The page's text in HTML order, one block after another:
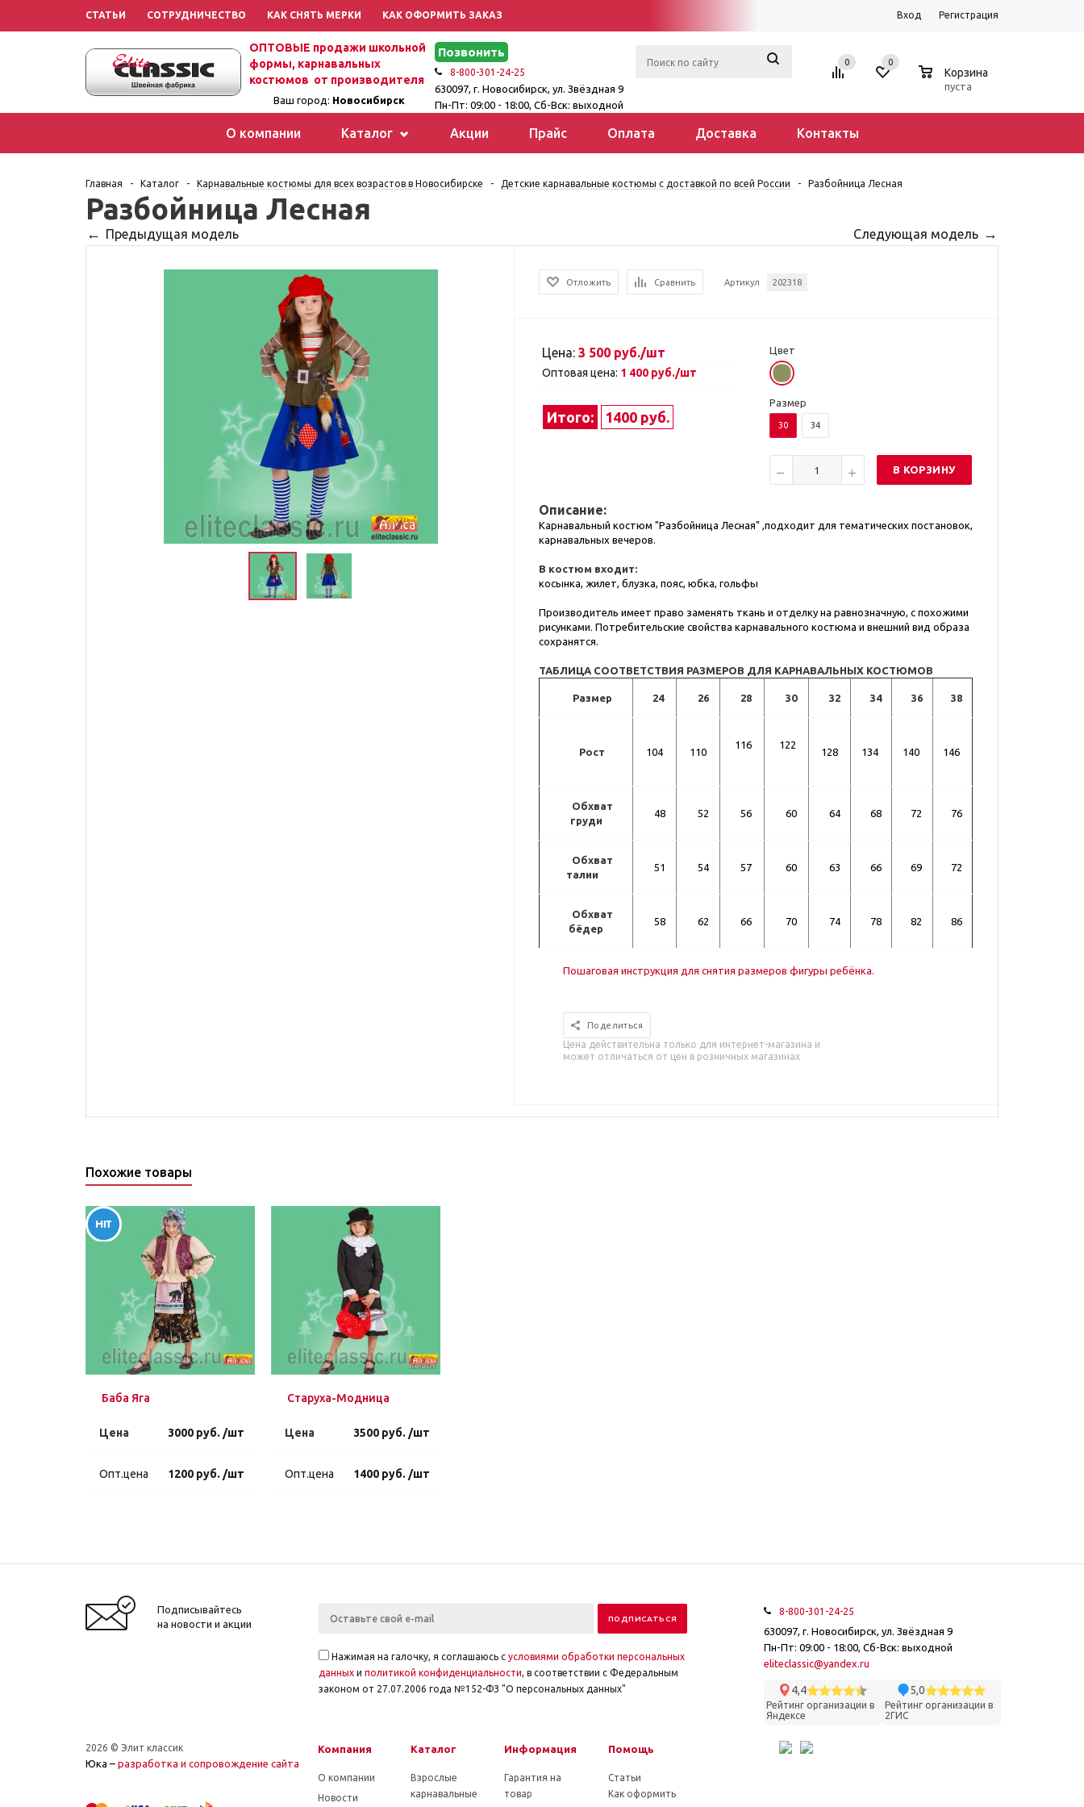
СТАТЬИ СОТРУДНИЧЕСТВО КАК СНЯТЬ МЕРКИ КАК ОФОРМИТЬ ЗАКАЗ Вход Регистрация
0 0
Корзина
пуста
ОПТОВЫЕ продажи школьной
формы, карнавальных
костюмов от производителя
Ваш город: Новосибирск
Позвонить
8-800-301-24-25
630097, г. Новосибирск, ул. Звёздная 9
Пн-Пт: 09:00 - 18:00, Сб-Вск: выходной
О компании Каталог Акции Прайс Оплата Доставка Контакты
Главная - Каталог - Карнавальные костюмы для всех возрастов в Новосибирске - Детские карнавальные костюмы с доставкой по всей России - Разбойница Лесная
Разбойница Лесная
Отложить Сравнить Артикул 202318
Цена:3 500 руб./шт
Оптовая цена: 1 400 руб./шт
Итого: 1400 руб.
Цвет
Размер
30 34
В КОРЗИНУ
Описание:
Карнавальный костюм "Разбойница Лесная" ,подходит для тематических постановок,
карнавальных вечеров.
В костюм входит:
косынка, жилет, блузка, пояс, юбка, гольфы
Производитель имеет право заменять ткань и отделку на равнозначную, с похожими
рисунками. Потребительские свойства карнавального костюма и внешний вид образа
сохранятся.
ТАБЛИЦА СООТВЕТСТВИЯ РАЗМЕРОВ ДЛЯ КАРНАВАЛЬНЫХ КОСТЮМОВ
Размер 24 26 28 30 32 34 36 38
Рост 104 110
116 122
128 134 140 146
Обхват
груди
48 52 56 60 64 68 72 76
Обхват
талии
51 54 57 60 63 66 69 72
Обхват
бёдер
58 62 66 70 74 78 82 86
Пошаговая инструкция для снятия размеров фигуры ребёнка.
Поделиться
Цена действительна только для интернет-магазина и
может отличаться от цен в розничных магазинах
Предыдущая модель Следующая модель
Похожие товары
Баба Яга
Цена 3000 руб. /шт
Опт.цена 1200 руб. /шт
Старуха-Модница
Цена 3500 руб. /шт
Опт.цена 1400 руб. /шт
Подписывайтесь
на новости и акции
Нажимая на галочку, я соглашаюсь с условиями обработки персональных
данныхи политикой конфиденциальности, в соответствии с Федеральным
законом от 27.07.2006 года №152-ФЗ "О персональных данных"
8-800-301-24-25
630097, г. Новосибирск, ул. Звёздная 9
Пн-Пт: 09:00 - 18:00, Сб-Вск: выходной
eliteclassic@yandex.ru
4,4
Рейтинг организации в
Яндексе
5,0
Рейтинг организации в
2ГИС
2026 © Элит классик
Юка – разработка и cопровождение сайта
Компания
О компании
Новости
Каталог
Взрослые
карнавальные
Информация
Гарантия на
товар
Помощь
Статьи
Как оформить